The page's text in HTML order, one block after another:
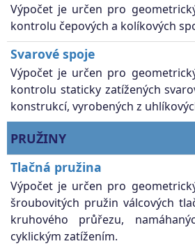
Výpočet je určen pro
kontrolu čepových a kolíkových
Svarové spoje
Výpočet je určen pro
kontrolu staticky zatížených
konstrukcí, vyrobených z
PRUŽINY
Tlačná pružina
Výpočet je určen pro
šroubovitých pružin válcových
kruhového průřezu,
cyklickým zatížením.